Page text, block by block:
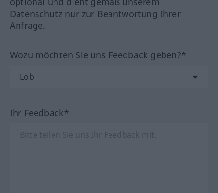
Datenschutz nur zur Beantwortung Ihrer
Anfrage.
Wozu möchten Sie uns Feedback geben?*
Ihr Feedback*